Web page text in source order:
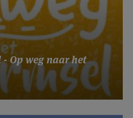
Op weg naar het